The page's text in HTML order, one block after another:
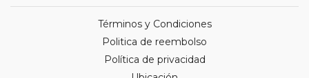
Términos y Condiciones
Politica de reembolso
Política de privacidad